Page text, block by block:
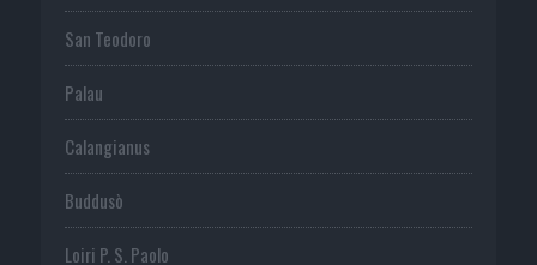
San Teodoro
Palau
Calangianus
Buddusò
Loiri P. S. Paolo